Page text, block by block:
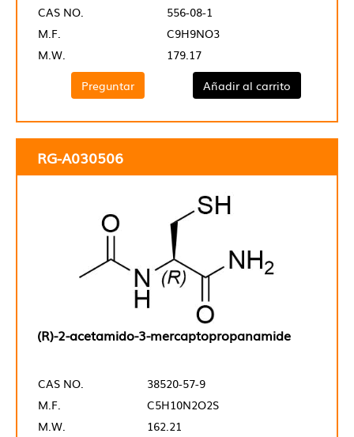
CAS NO.
556-08-1
M.F.
C9H9NO3
M.W.
179.17
Preguntar
Añadir al carrito
RG-A030506
(R)-2-acetamido-3-mercaptopropanamide
CAS NO.
38520-57-9
M.F.
C5H10N2O2S
M.W.
162.21